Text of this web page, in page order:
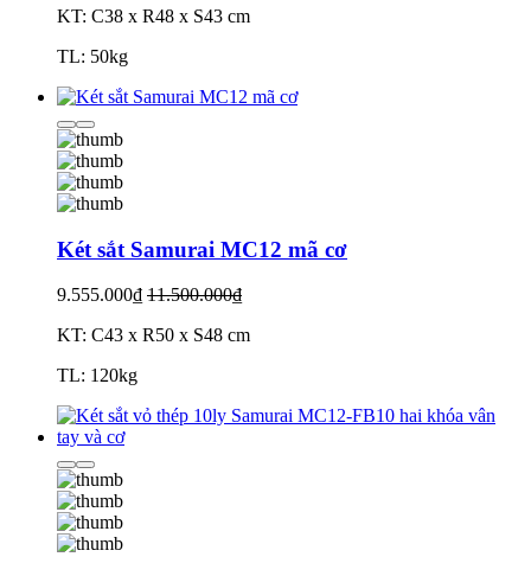
KT: C38 x R48 x S43 cm
TL: 50kg
Két sắt Samurai MC12 mã cơ
9.555.000₫ 11.500.000₫
KT: C43 x R50 x S48 cm
TL: 120kg